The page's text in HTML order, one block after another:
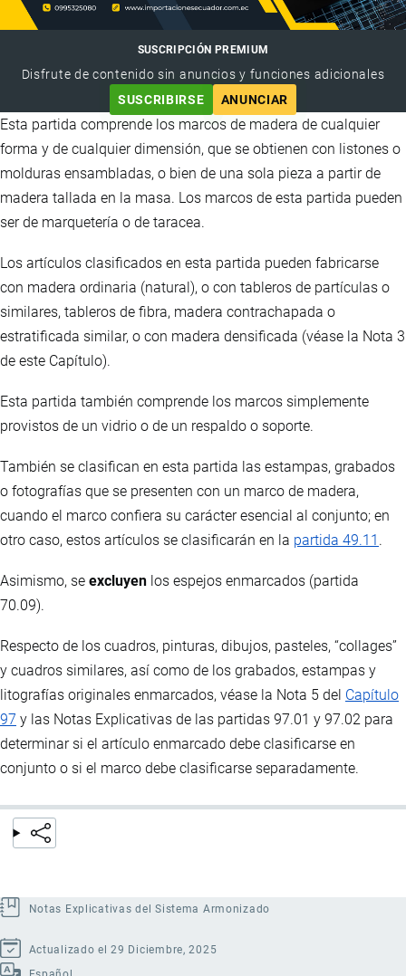
SUSCRIPCIÓN PREMIUM
Disfrute de contenido sin anuncios y funciones adicionales
SUSCRIBIRSE
ANUNCIAR
Esta partida comprende los marcos de madera de cualquier
forma y de cualquier dimensión, que se obtienen con listones o
molduras ensambladas, o bien de una sola pieza a partir de
madera tallada en la masa. Los marcos de esta partida pueden
ser de marquetería o de taracea.
Los artículos clasificados en esta partida pueden fabricarse
con madera ordinaria (natural), o con tableros de partículas o
similares, tableros de fibra, madera contrachapada o
estratificada similar, o con madera densificada (véase la Nota 3
de este Capítulo).
Esta partida también comprende los marcos simplemente
provistos de un vidrio o de un respaldo o soporte.
También se clasifican en esta partida las estampas, grabados
o fotografías que se presenten con un marco de madera,
cuando el marco confiera su carácter esencial al conjunto; en
otro caso, estos artículos se clasificarán en la partida 49.11 .
Asimismo, se excluyen los espejos enmarcados (partida
70.09).
Respecto de los cuadros, pinturas, dibujos, pasteles, “collages”
y cuadros similares, así como de los grabados, estampas y
litografías originales enmarcados, véase la Nota 5 del Capítulo
97 y las Notas Explicativas de las partidas 97.01 y 97.02 para
determinar si el artículo enmarcado debe clasificarse en
conjunto o si el marco debe clasificarse separadamente.
Notas Explicativas del Sistema Armonizado
Actualizado el 29 Diciembre, 2025